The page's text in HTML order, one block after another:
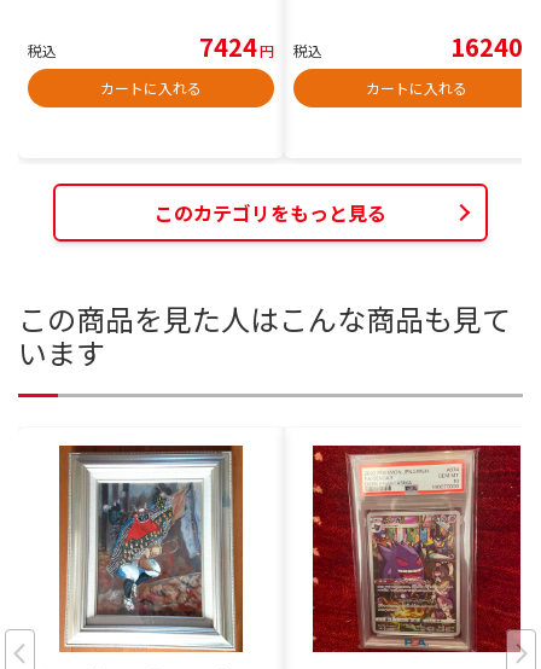
税込 7424円
カートに入れる
税込 16240
カートに入れる
このカテゴリをもっと見る
この商品を見た人はこんな商品も見て
います